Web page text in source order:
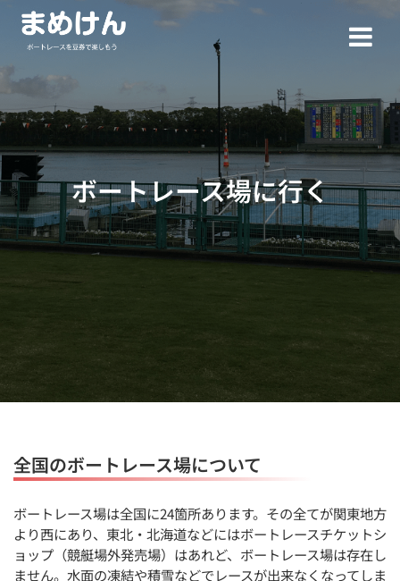
ン
へ
ス
キ
ッ
プ
ボートレース場に行く
全国のボートレース場について
ボートレース場は全国に24箇所あります。その全てが関東地方
より西にあり、東北・北海道などにはボートレースチケットシ
ョップ（競艇場外発売場）はあれど、ボートレース場は存在し
ません。水面の凍結や積雪などでレースが出来なくなってしま